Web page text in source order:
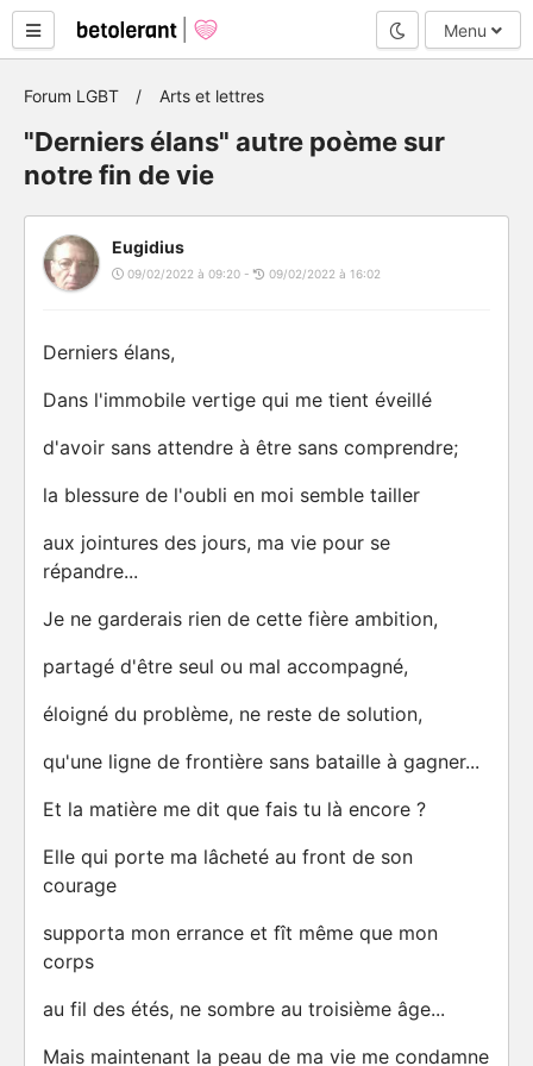
Mode nuit
Menu
Forum LGBT Arts et lettres
"Derniers élans" autre poème sur
notre fin de vie
Eugidius
09/02/2022 à 09:20 - 09/02/2022 à 16:02
Derniers élans,
Dans l'immobile vertige qui me tient éveillé
d'avoir sans attendre à être sans comprendre;
la blessure de l'oubli en moi semble tailler
aux jointures des jours, ma vie pour se
répandre...
Je ne garderais rien de cette fière ambition,
partagé d'être seul ou mal accompagné,
éloigné du problème, ne reste de solution,
qu'une ligne de frontière sans bataille à gagner...
Et la matière me dit que fais tu là encore ?
Elle qui porte ma lâcheté au front de son
courage
supporta mon errance et fît même que mon
corps
au fil des étés, ne sombre au troisième âge...
Mais maintenant la peau de ma vie me condamne